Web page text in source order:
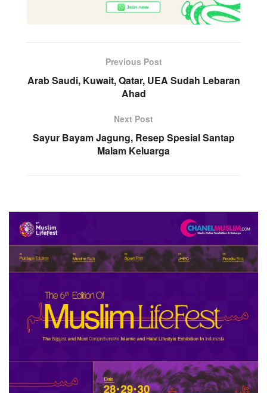
Previous Post
Arab Saudi, Kuwait, Qatar, UEA Sudah Lebaran
Ahad
Next Post
Sayur Bayam Jagung, Resep Spesial Santap
Malam Keluarga